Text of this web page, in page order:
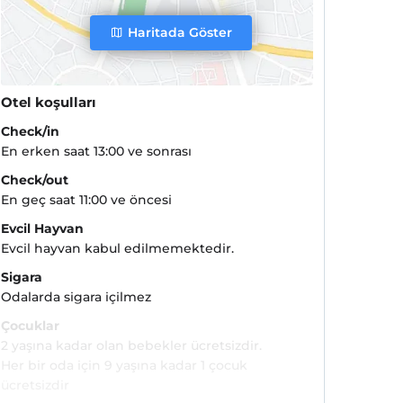
Haritada Göster
Otel koşulları
Check/in
En erken saat 13:00 ve sonrası
Check/out
En geç saat 11:00 ve öncesi
Evcil Hayvan
Evcil hayvan kabul edilmemektedir.
Sigara
Odalarda sigara içilmez
Çocuklar
2 yaşına kadar olan bebekler ücretsizdir.